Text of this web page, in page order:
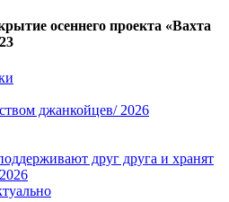
осеннего проекта «Вахта
джанкойцев/ 2026
друг друга и хранят